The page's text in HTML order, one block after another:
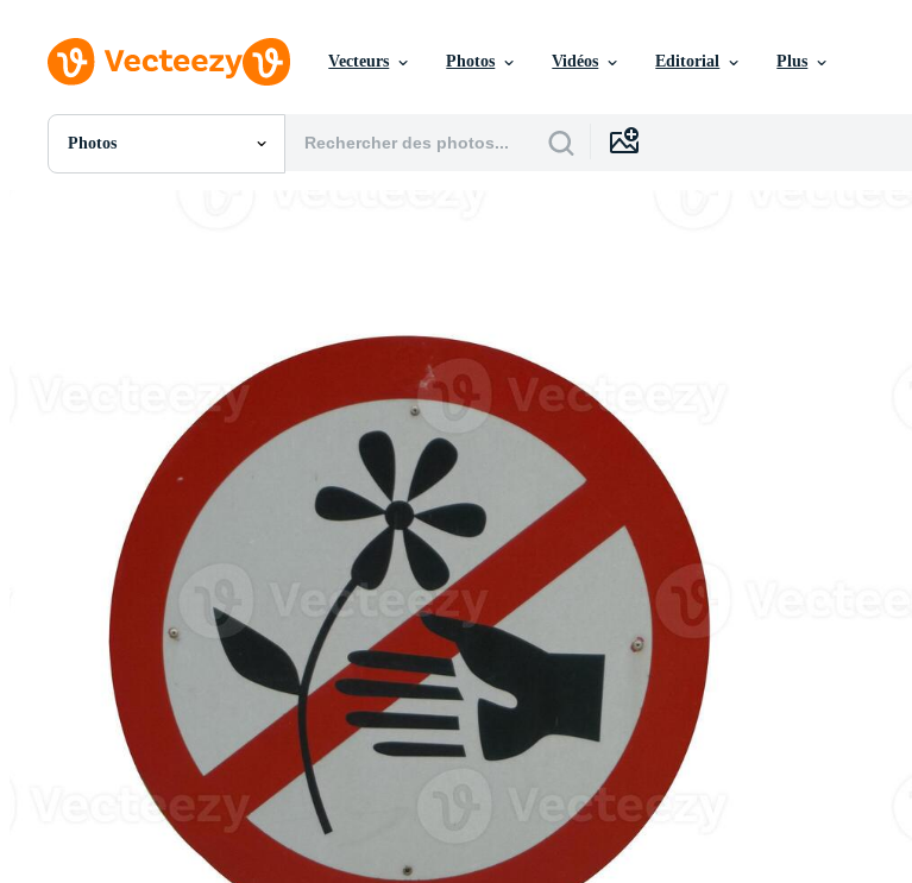
Vecteurs Photos Vidéos Editorial Plus
Photos
Toutes Images
Images Éditoriales
Événements Éditoriaux